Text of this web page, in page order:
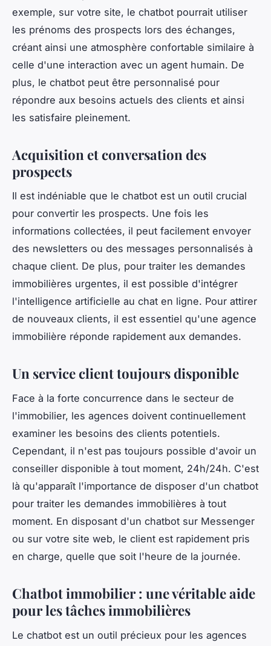
exemple, sur votre site, le chatbot pourrait utiliser
les prénoms des prospects lors des échanges,
créant ainsi une atmosphère confortable similaire à
celle d'une interaction avec un agent humain. De
plus, le chatbot peut être personnalisé pour
répondre aux besoins actuels des clients et ainsi
les satisfaire pleinement.
Acquisition et conversation des
prospects
Il est indéniable que le chatbot est un outil crucial
pour convertir les prospects. Une fois les
informations collectées, il peut facilement envoyer
des newsletters ou des messages personnalisés à
chaque client. De plus, pour traiter les demandes
immobilières urgentes, il est possible d'intégrer
l'intelligence artificielle au chat en ligne. Pour attirer
de nouveaux clients, il est essentiel qu'une agence
immobilière réponde rapidement aux demandes.
Un service client toujours disponible
Face à la forte concurrence dans le secteur de
l'immobilier, les agences doivent continuellement
examiner les besoins des clients potentiels.
Cependant, il n'est pas toujours possible d'avoir un
conseiller disponible à tout moment, 24h/24h. C'est
là qu'apparaît l'importance de disposer d'un chatbot
pour traiter les demandes immobilières à tout
moment. En disposant d'un chatbot sur Messenger
ou sur votre site web, le client est rapidement pris
en charge, quelle que soit l'heure de la journée.
Chatbot immobilier : une véritable aide
pour les tâches immobilières
Le chatbot est un outil précieux pour les agences